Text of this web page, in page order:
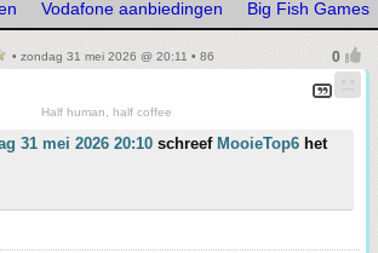
Vodafone aanbiedingen Big Fish Games
• zondag 31 mei 2026 @ 20:11 • 86
Half human, half coffee
31 mei 2026 20:10 schreef MooieTop6 het